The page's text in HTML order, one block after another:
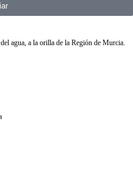
agua, a la orilla de la Región de Murcia.